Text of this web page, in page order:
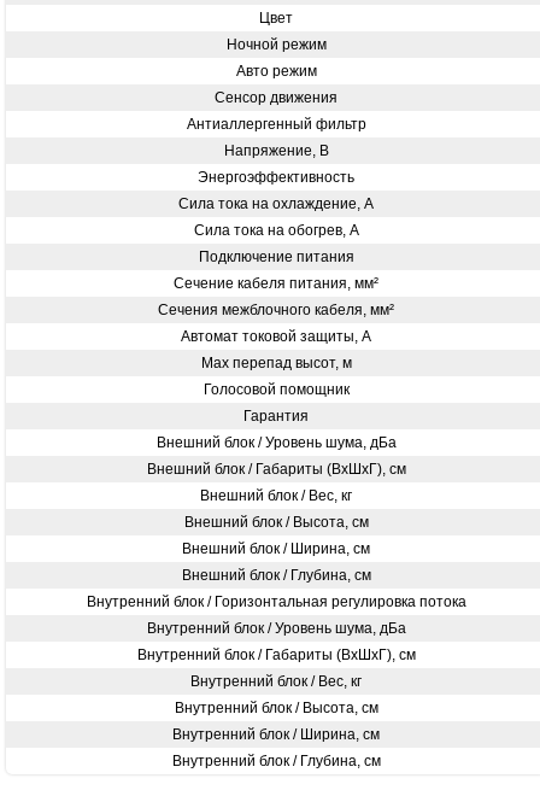
Цвет
Ночной режим
Авто режим
Сенсор движения
Антиаллергенный фильтр
Напряжение, В
Энергоэффективность
Сила тока на охлаждение, А
Сила тока на обогрев, А
Подключение питания
Сечение кабеля питания, мм²
Сечения межблочного кабеля, мм²
Автомат токовой защиты, А
Max перепад высот, м
Голосовой помощник
Гарантия
Внешний блок / Уровень шума, дБа
Внешний блок / Габариты (ВхШхГ), см
Внешний блок / Вес, кг
Внешний блок / Высота, см
Внешний блок / Ширина, см
Внешний блок / Глубина, см
Внутренний блок / Горизонтальная регулировка потока
Внутренний блок / Уровень шума, дБа
Внутренний блок / Габариты (ВхШхГ), см
Внутренний блок / Вес, кг
Внутренний блок / Высота, см
Внутренний блок / Ширина, см
Внутренний блок / Глубина, см